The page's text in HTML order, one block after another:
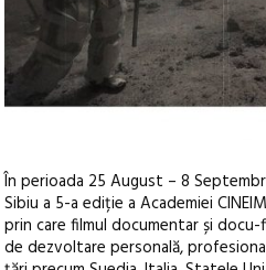
În perioada 25 August – 8
Sibiu a 5-a ediție a Academiei
prin care filmul documentar și
de dezvoltare personală,